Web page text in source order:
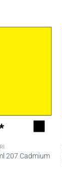
207 Cadmium